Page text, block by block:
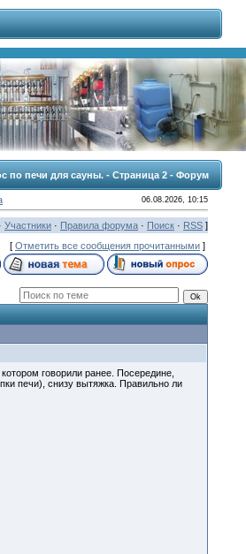
по печи для сауны. - Страница 2 - Форум
06.08.2026, 10:15
Участники· Правила форума· Поиск· RSS]
[ Отметить все сообщения прочитанными]
говорили ранее. Посередине,
печи), снизу вытяжка. Правильно ли